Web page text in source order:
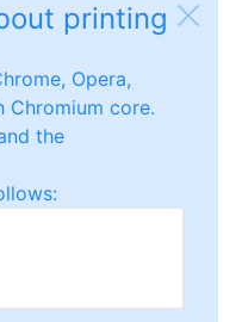
printing
Opera,
Chromium core.
the